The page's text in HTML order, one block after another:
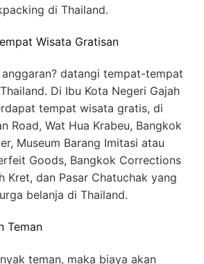
di Thailand.
Wisata Gratisan
datangi tempat-tempat
Di Ibu Kota Negeri Gajah
tempat wisata gratis, di
Road, Wat Hua Krabeu, Bangkok
Museum Barang Imitasi atau
Goods, Bangkok Corrections
Kret, dan Pasar Chatuchak yang
belanja di Thailand.
Teman
teman, maka biaya akan